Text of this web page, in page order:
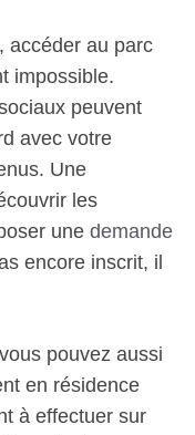
accéder au parc
impossible.
peuvent
avec votre
Une
les
une demande
encore inscrit, il
pouvez aussi
en résidence
à effectuer sur